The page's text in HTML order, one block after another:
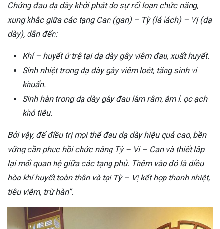
Chứng đau dạ dày khởi phát do sự rối loạn chức năng,
xung khắc giữa các tạng Can (gan) – Tỳ (lá lách) – Vị (dạ
dày), dẫn đến:
Khí – huyết ứ trệ tại dạ dày gây viêm đau, xuất huyết.
Sinh nhiệt trong dạ dày gây viêm loét, tăng sinh vi
khuẩn.
Sinh hàn trong dạ dày gây đau lâm râm, âm ỉ, ọc ạch
khó tiêu.
Bởi vậy, để điều trị mọi thể đau dạ dày hiệu quả cao, bền
vững cần phục hồi chức năng Tỳ – Vị – Can và thiết lập
lại mối quan hệ giữa các tạng phủ. Thêm vào đó là điều
hòa khí huyết toàn thân và tại Tỳ – Vị kết hợp thanh nhiệt,
tiêu viêm, trừ hàn”.